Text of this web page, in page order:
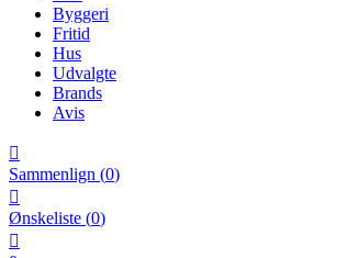
Byggeri
Fritid
Hus
Udvalgte
Brands
Avis

Sammenlign (0)

Ønskeliste (0)
